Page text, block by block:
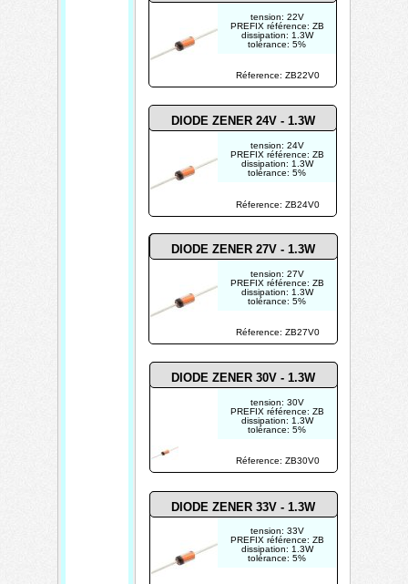
tension: 24V
PREFIX référence: ZB
dissipation: 1.3W
tolérance: 5%
Réference: ZB24V0
Réference: ZB22V0
DIODE ZENER 24V - 1.3W
tension: 33V
PREFIX référence: ZB
dissipation: 1.3W
tolérance: 5%
Réference: ZB27V0
tension: 22V
PREFIX référence: ZB
dissipation: 1.3W
tolérance: 5%
Réference: ZB30V0
DIODE ZENER 27V - 1.3W
DIODE ZENER 30V - 1.3W
DIODE ZENER 33V - 1.3W
tension: 30V
PREFIX référence: ZB
dissipation: 1.3W
tolérance: 5%
tension: 27V
PREFIX référence: ZB
dissipation: 1.3W
tolérance: 5%